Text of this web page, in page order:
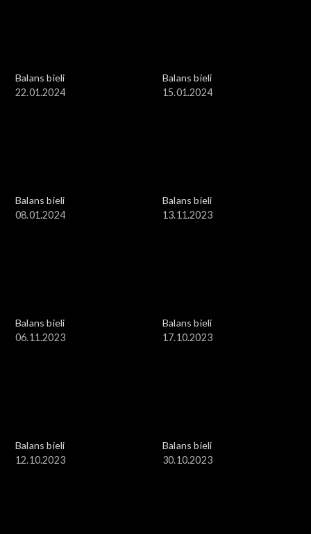
Balans bieli
22.01.2024
Balans bieli
15.01.2024
Balans bieli
08.01.2024
Balans bieli
13.11.2023
Balans bieli
06.11.2023
Balans bieli
17.10.2023
Balans bieli
12.10.2023
Balans bieli
30.10.2023